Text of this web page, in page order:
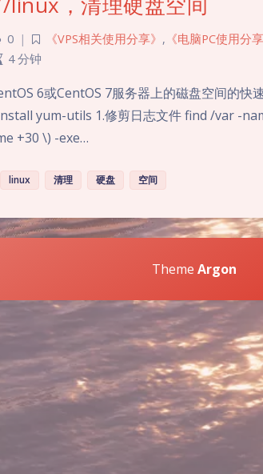
0 | 《VPS相关使用分享》 , 《电脑PC使用分享
4 分钟
6或CentOS 7服务器上的磁盘空间的
yum-utils 1.修剪日志文件 find /var -
+30 \) -exe…
linux 清理 硬盘 空间
Theme Argon